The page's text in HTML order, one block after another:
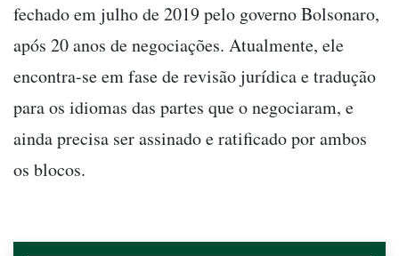
fechado em julho de 2019 pelo governo Bolsonaro,
após 20 anos de negociações. Atualmente, ele
encontra-se em fase de revisão jurídica e tradução
para os idiomas das partes que o negociaram, e
ainda precisa ser assinado e ratificado por ambos
os blocos.